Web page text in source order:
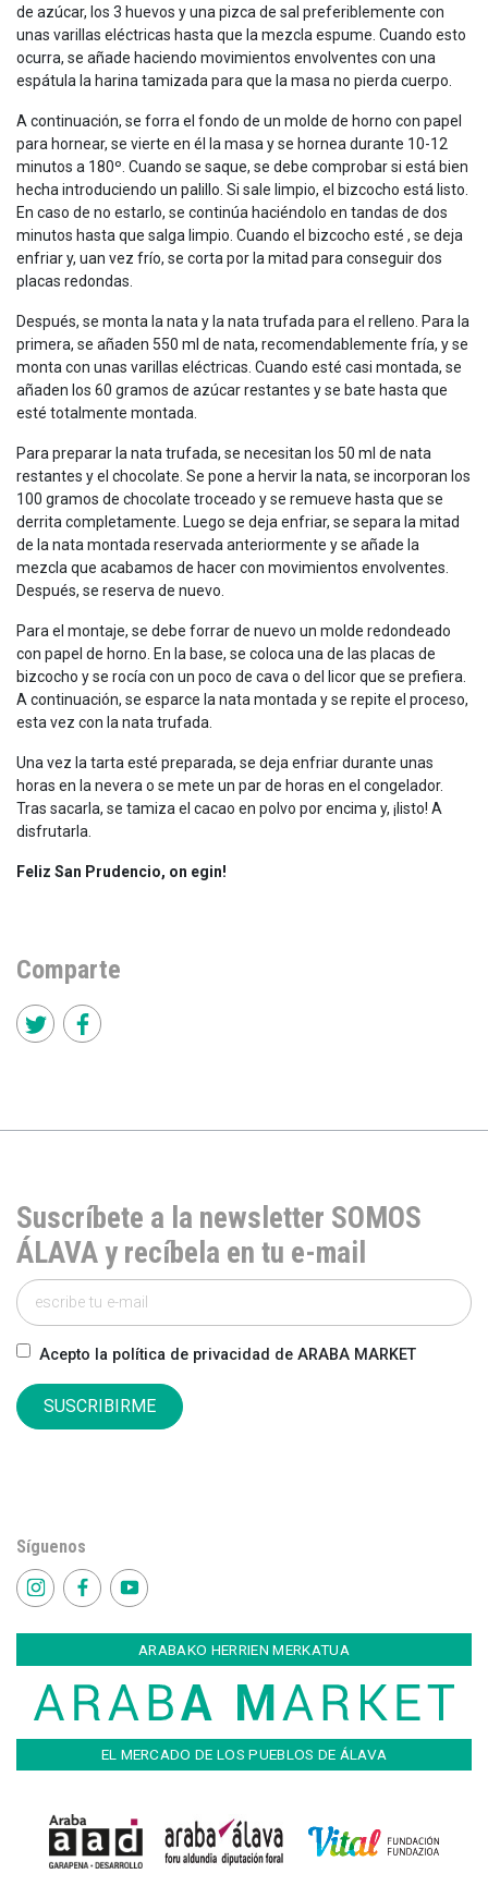
de azúcar, los 3 huevos y una pizca de sal preferiblemente con
unas varillas eléctricas hasta que la mezcla espume. Cuando esto
ocurra, se añade haciendo movimientos envolventes con una
espátula la harina tamizada para que la masa no pierda cuerpo.
A continuación, se forra el fondo de un molde de horno con papel
para hornear, se vierte en él la masa y se hornea durante 10-12
minutos a 180º. Cuando se saque, se debe comprobar si está bien
hecha introduciendo un palillo. Si sale limpio, el bizcocho está listo.
En caso de no estarlo, se continúa haciéndolo en tandas de dos
minutos hasta que salga limpio. Cuando el bizcocho esté , se deja
enfriar y, uan vez frío, se corta por la mitad para conseguir dos
placas redondas.
Después, se monta la nata y la nata trufada para el relleno. Para la
primera, se añaden 550 ml de nata, recomendablemente fría, y se
monta con unas varillas eléctricas. Cuando esté casi montada, se
añaden los 60 gramos de azúcar restantes y se bate hasta que
esté totalmente montada.
Para preparar la nata trufada, se necesitan los 50 ml de nata
restantes y el chocolate. Se pone a hervir la nata, se incorporan los
100 gramos de chocolate troceado y se remueve hasta que se
derrita completamente. Luego se deja enfriar, se separa la mitad
de la nata montada reservada anteriormente y se añade la
mezcla que acabamos de hacer con movimientos envolventes.
Después, se reserva de nuevo.
Para el montaje, se debe forrar de nuevo un molde redondeado
con papel de horno. En la base, se coloca una de las placas de
bizcocho y se rocía con un poco de cava o del licor que se prefiera.
A continuación, se esparce la nata montada y se repite el proceso,
esta vez con la nata trufada.
Una vez la tarta esté preparada, se deja enfriar durante unas
horas en la nevera o se mete un par de horas en el congelador.
Tras sacarla, se tamiza el cacao en polvo por encima y, ¡listo! A
disfrutarla.
Feliz San Prudencio, on egin!
Comparte
Suscríbete a la newsletter SOMOS
ÁLAVA y recíbela en tu e-mail
Acepto la política de privacidad de ARABA MARKET
SUSCRIBIRME
Síguenos
ARABAKO HERRIEN MERKATUA
EL MERCADO DE LOS PUEBLOS DE ÁLAVA